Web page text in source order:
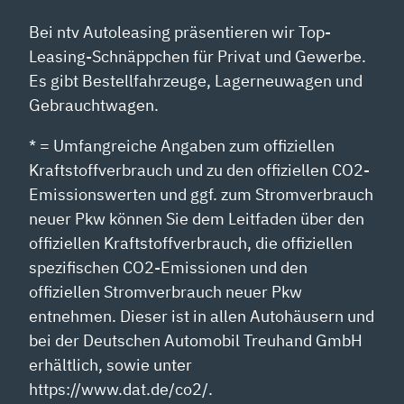
Bei ntv Autoleasing präsentieren wir Top-
Leasing-Schnäppchen für Privat und Gewerbe.
Es gibt Bestellfahrzeuge, Lagerneuwagen und
Gebrauchtwagen.
* = Umfangreiche Angaben zum offiziellen
Kraftstoffverbrauch und zu den offiziellen CO2-
Emissionswerten und ggf. zum Stromverbrauch
neuer Pkw können Sie dem Leitfaden über den
offiziellen Kraftstoffverbrauch, die offiziellen
spezifischen CO2-Emissionen und den
offiziellen Stromverbrauch neuer Pkw
entnehmen. Dieser ist in allen Autohäusern und
bei der Deutschen Automobil Treuhand GmbH
erhältlich, sowie unter
https://www.dat.de/co2/.